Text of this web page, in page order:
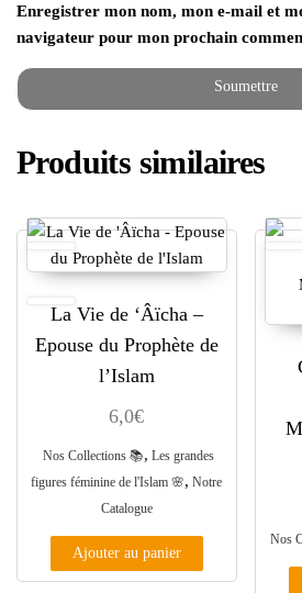
Enregistrer mon nom, mon e-mail et
navigateur pour mon prochain
Produits similaires
La Vie de ‘Âïcha –
Epouse du Prophète de
l’Islam
6,0€
Nos Collections 📚, Les grandes
figures féminine de l'Islam 🌸, Notre
Catalogue
Ajouter au panier
Nos